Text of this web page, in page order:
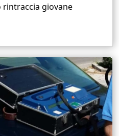
rintraccia giovane